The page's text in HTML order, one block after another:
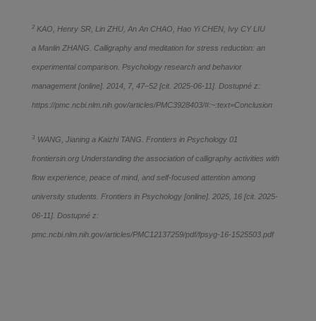
2 KAO, Henry SR, Lin ZHU, An An CHAO, Hao Yi CHEN, Ivy CY LIU
a Manlin ZHANG. Calligraphy and meditation for stress reduction: an
experimental comparison. Psychology research and behavior
management [online]. 2014, 7, 47–52 [cit. 2025-06-11]. Dostupné z:
https://pmc.ncbi.nlm.nih.gov/articles/PMC3928403/#:~:text=Conclusion
3 WANG, Jianing a Kaizhi TANG. Frontiers in Psychology 01
frontiersin.org Understanding the association of calligraphy activities with
flow experience, peace of mind, and self-focused attention among
university students. Frontiers in Psychology [online]. 2025, 16 [cit. 2025-
06-11]. Dostupné z:
pmc.ncbi.nlm.nih.gov/articles/PMC12137259/pdf/fpsyg-16-1525503.pdf